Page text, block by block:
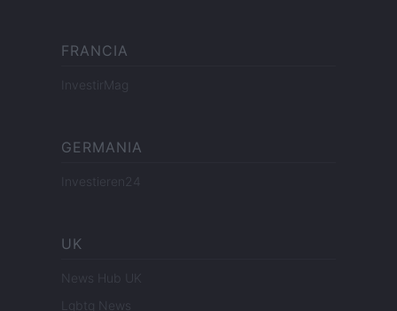
FRANCIA
InvestirMag
GERMANIA
Investieren24
UK
News Hub UK
Lgbtq News